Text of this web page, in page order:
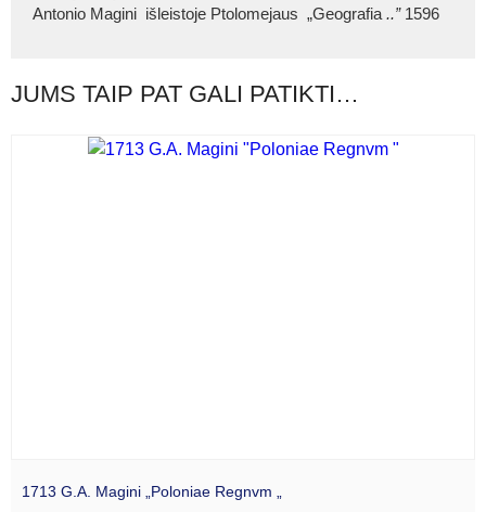
Antonio Magini išleistoje Ptolomejaus „Geografia ..” 1596
JUMS TAIP PAT GALI PATIKTI…
1713 G.A. Magini „Poloniae Regnvm „